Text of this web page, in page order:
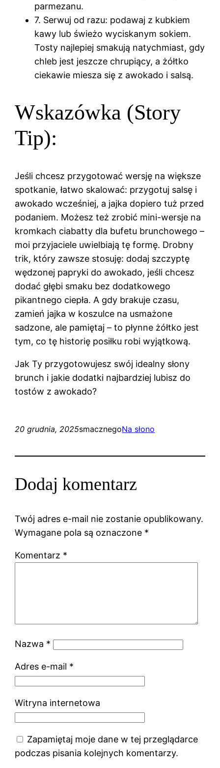
parmezanu.
7. Serwuj od razu: podawaj z kubkiem
kawy lub świeżo wyciskanym sokiem.
Tosty najlepiej smakują natychmiast, gdy
chleb jest jeszcze chrupiący, a żółtko
ciekawie miesza się z awokado i salsą.
Wskazówka (Story
Tip):
Jeśli chcesz przygotować wersję na większe
spotkanie, łatwo skalować: przygotuj salsę i
awokado wcześniej, a jajka dopiero tuż przed
podaniem. Możesz też zrobić mini-wersje na
kromkach ciabatty dla bufetu brunchowego –
moi przyjaciele uwielbiają tę formę. Drobny
trik, który zawsze stosuję: dodaj szczyptę
wędzonej papryki do awokado, jeśli chcesz
dodać głębi smaku bez dodatkowego
pikantnego ciepła. A gdy brakuje czasu,
zamień jajka w koszulce na usmażone
sadzone, ale pamiętaj – to płynne żółtko jest
tym, co tę historię posiłku robi wyjątkową.
Jak Ty przygotowujesz swój idealny słony
brunch i jakie dodatki najbardziej lubisz do
tostów z awokado?
20 grudnia, 2025smacznegoNa słono
Dodaj komentarz
Twój adres e-mail nie zostanie opublikowany.
Wymagane pola są oznaczone *
Komentarz *
Nazwa *
Adres e-mail *
Witryna internetowa
Zapamiętaj moje dane w tej przeglądarce
podczas pisania kolejnych komentarzy.